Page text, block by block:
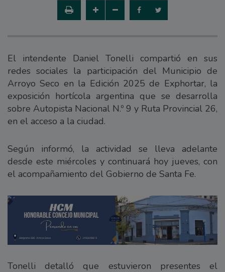
El intendente Daniel Tonelli compartió en sus
redes sociales la participación del Municipio de
Arroyo Seco en la Edición 2025 de Exphortar, la
exposición hortícola argentina que se desarrolla
sobre Autopista Nacional N.º 9 y Ruta Provincial 26,
en el acceso a la ciudad.
Según informó, la actividad se lleva adelante
desde este miércoles y continuará hoy jueves, con
el acompañamiento del Gobierno de Santa Fe.
Tonelli detalló que estuvieron presentes el